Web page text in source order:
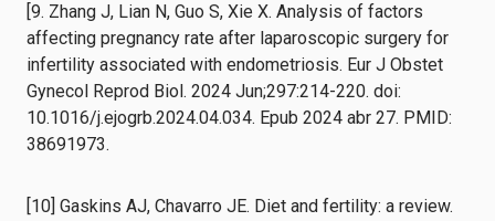
[9. Zhang J, Lian N, Guo S, Xie X. Analysis of factors
affecting pregnancy rate after laparoscopic surgery for
infertility associated with endometriosis. Eur J Obstet
Gynecol Reprod Biol. 2024 Jun;297:214-220. doi:
10.1016/j.ejogrb.2024.04.034. Epub 2024 abr 27. PMID:
38691973.
[10] Gaskins AJ, Chavarro JE. Diet and fertility: a review.